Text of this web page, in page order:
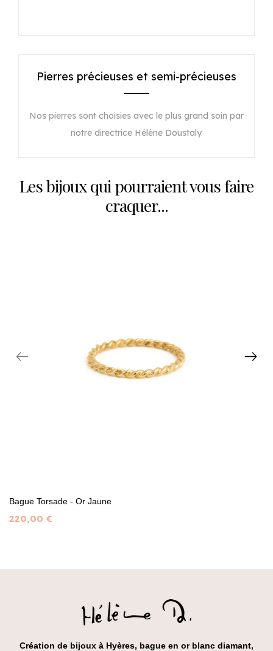
Pierres précieuses et semi-précieuses
Nos pierres sont choisies avec le plus grand soin par
notre directrice Hélène Doustaly.
Les bijoux qui pourraient vous faire
craquer...
Bague Torsade - Or Jaune
220,00 €
Création de bijoux à Hyères, bague en or blanc diamant,